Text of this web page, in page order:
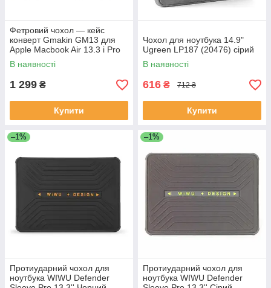
Фетровий чохол — кейс
конверт Gmakin GM13 для
Apple Macbook Air 13.3 і Pro
13.3 з екошкірою чорний
В наявності
1 299 ₴
Купити
Чохол для ноутбука 14.9"
Ugreen LP187 (20476) сірий
В наявності
616 ₴ 712 ₴
Купити
–1%
Протиударний чохол для
ноутбука WIWU Defender
–1%
Протиударний чохол для
ноутбука WIWU Defender